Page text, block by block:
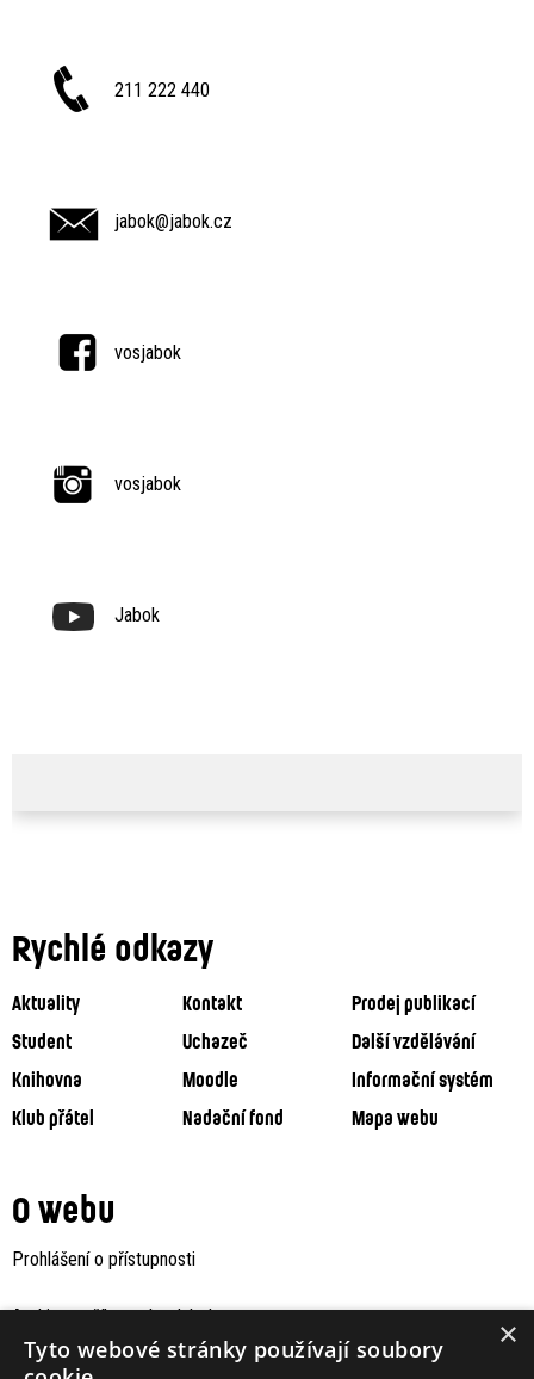
211 222 440
jabok@jabok.cz
vosjabok
vosjabok
Jabok
Rychlé odkazy
Aktuality Kontakt
Prodej publikací
Student
Uchazeč
Další vzdělávání
Knihovna
Moodle
Informační systém
Klub přátel
Nadační fond Mapa webu
O webu
Prohlášení o přístupnosti
Archiv staršího webu Jaboku ×
Tyto webové stránky používají soubory